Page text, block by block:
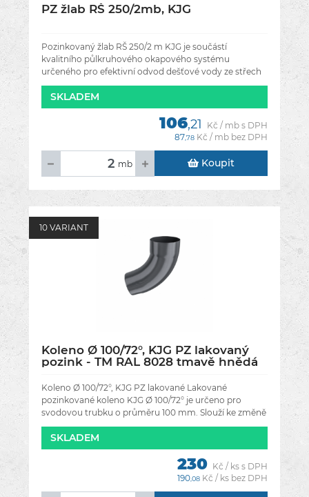
PZ žlab RŠ 250/2mb, KJG
Pozinkovaný žlab RŠ 250/2 m KJG je součástí
kvalitního půlkruhového okapového systému
určeného pro efektivní odvod dešťové vody ze střech
rodinných domů, garáží, pergol i
SKLADEM
106,21
Kč / mb s DPH
87,78 Kč / mb bez DPH
mb Koupit
10 VARIANT
Koleno Ø 100/72°, KJG PZ lakovaný
pozink - TM RAL 8028 tmavě hnědá
Koleno Ø 100/72°, KJG PZ lakované Lakované
pozinkované koleno KJG Ø 100/72° je určeno pro
svodovou trubku o průměru 100 mm. Slouží ke změně
směru svodového potrubí a umožňuje
SKLADEM
230 Kč / ks s DPH
190,08 Kč / ks bez DPH